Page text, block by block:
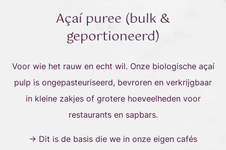
Açaí puree (bulk &
geportioneerd)
Voor wie het rauw en echt wil. Onze biologische açaí
pulp is ongepasteuriseerd, bevroren en verkrijgbaar
in kleine zakjes of grotere hoeveelheden voor
restaurants en sapbars.
→ Dit is de basis die we in onze eigen cafés